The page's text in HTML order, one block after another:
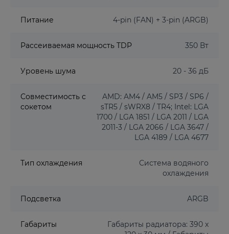
Питание 4-pin (FAN) + 3-pin (ARGB)
Рассеиваемая мощность TDP 350 Вт
Уровень шума 20 - 36 дБ
Совместимость с
сокетом
AMD: AM4 / AM5 / SP3 / SP6 /
sTR5 / sWRX8 / TR4; Intel: LGA
1700 / LGA 1851 / LGA 2011 / LGA
2011-3 / LGA 2066 / LGA 3647 /
LGA 4189 / LGA 4677
Тип охлаждения
Система водяного
охлаждения
Подсветка ARGB
Габариты
Габариты радиатора: 390 x